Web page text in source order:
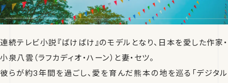
連続テレビ小説『ばけばけ』のモデルとなり、日本を愛した作家・
小泉八雲（ラフカディオ・ハーン）と妻・セツ。
彼らが約3年間を過ごし、愛を育んだ熊本の地を巡る「デジタル